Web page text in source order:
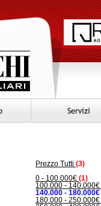
Prezzo Tutti (3)
0 - 100.000€ (1)
100.000 - 140.000€
140.000 - 180.000€
180.000 - 250.000€